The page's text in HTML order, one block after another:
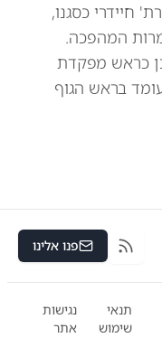
חיידרי כסגנו,
המהפכה.
כראש מפקדת
בראש הגוף
RSS פנו אלינו
תנאי
שימוש
נגישות
אתר